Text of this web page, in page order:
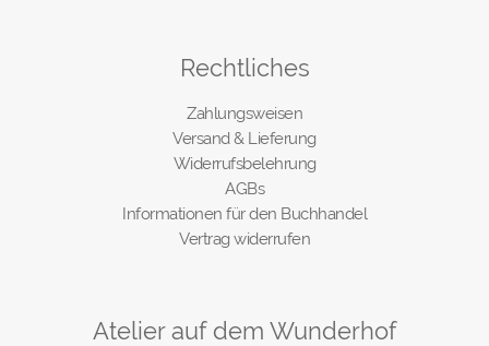
Rechtliches
Zahlungsweisen
Versand & Lieferung
Widerrufsbelehrung
AGBs
Informationen für den Buchhandel
Vertrag widerrufen
Atelier auf dem Wunderhof